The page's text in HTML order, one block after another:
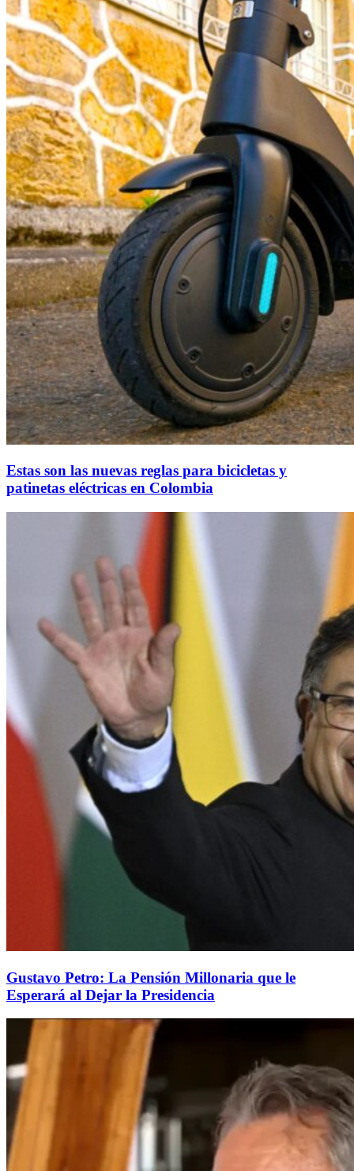
Estas son las nuevas reglas para bicicletas y
patinetas eléctricas en Colombia
Gustavo Petro: La Pensión Millonaria que le
Esperará al Dejar la Presidencia